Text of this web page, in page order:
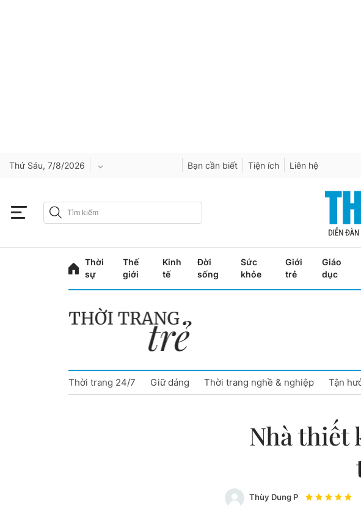
Thứ Sáu, 7/8/2026
Cao Bằng
Cần Thơ
Đà Nẵng
Bạn cần biết Tiện ích Liên hệ
Thời
sự
Thế
giới
Kinh
tế
Đời
sống
Sức
khỏe
Giới
trẻ
Giáo
dục
Thời trang 24/7 Giữ dáng Thời trang nghề & nghiệp Tận
Nhà thiết
Thùy Dung P